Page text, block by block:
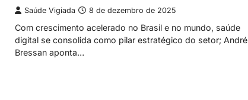
Saúde Vigiada 8 de dezembro de 2025
Com crescimento acelerado no Brasil e no mundo, saúde
digital se consolida como pilar estratégico do setor; André
Bressan aponta…